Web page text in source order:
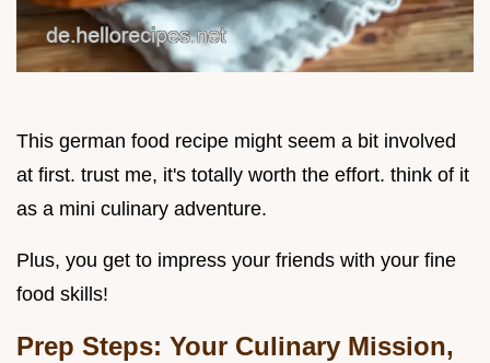
This german food recipe might seem a bit involved
at first. trust me, it's totally worth the effort. think of it
as a mini culinary adventure.
Plus, you get to impress your friends with your fine
food skills!
Prep Steps: Your Culinary Mission,